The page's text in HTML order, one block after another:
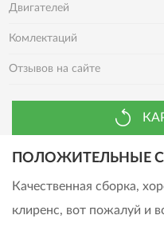
Двигателей
Комлектаций
Отзывов на сайте
ПОЛОЖИТЕЛЬНЫЕ
Качественная сборка,
клиренс, вот пожалуй и